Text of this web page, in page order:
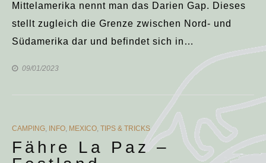
Mittelamerika nennt man das Darien Gap. Dieses
stellt zugleich die Grenze zwischen Nord- und
Südamerika dar und befindet sich in…
09/01/2023
CATEGORIES
CAMPING, INFO, MEXICO, TIPS & TRICKS
Fähre La Paz –